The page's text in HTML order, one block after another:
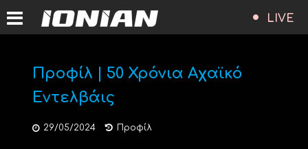
LIVE
Προφίλ | 50 Χρόνια Αχαϊκό
Εντελβάις
29/05/2024 Προφίλ